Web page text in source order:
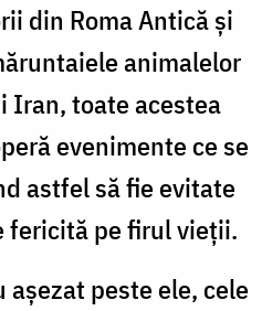
din Roma Antică și
animalelor
Iran, toate acestea
evenimente ce se
astfel să fie evitate
fericită pe firul vieții.
peste ele, cele